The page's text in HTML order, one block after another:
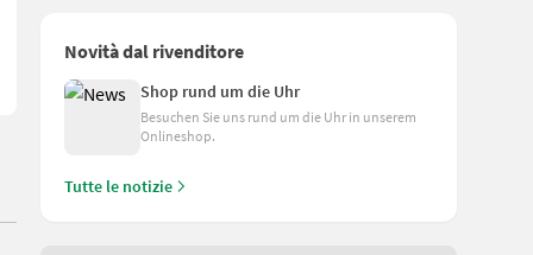
Novità dal rivenditore
Shop rund um die Uhr
Besuchen Sie uns rund um die Uhr in unserem
Onlineshop.
Tutte le notizie